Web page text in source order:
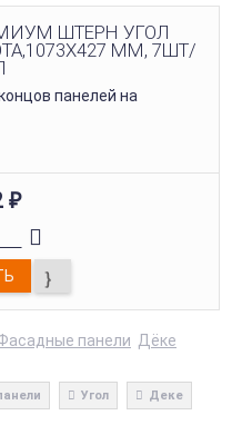
ШТЕРН УГОЛ
ММ, 7ШТ/
панелей на
₽
панели Дёке
Угол Деке